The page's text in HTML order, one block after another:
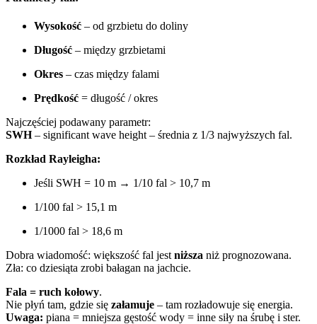
Wysokość – od grzbietu do doliny
Długość – między grzbietami
Okres – czas między falami
Prędkość = długość / okres
Najczęściej podawany parametr:
SWH– significant wave height – średnia z 1/3 najwyższych fal.
Rozkład Rayleigha:
Jeśli SWH = 10 m → 1/10 fal > 10,7 m
1/100 fal > 15,1 m
1/1000 fal > 18,6 m
Dobra wiadomość: większość fal jest niższa niż prognozowana.
Zła: co dziesiąta zrobi bałagan na jachcie.
Fala = ruch kołowy.
Nie płyń tam, gdzie się załamuje – tam rozładowuje się energia.
Uwaga: piana = mniejsza gęstość wody = inne siły na śrubę i ster.